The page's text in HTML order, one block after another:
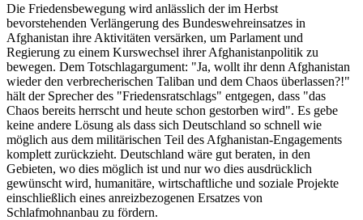
Die Friedensbewegung wird anlässlich der im Herbst
bevorstehenden Verlängerung des Bundeswehreinsatzes in
Afghanistan ihre Aktivitäten versärken, um Parlament und
Regierung zu einem Kurswechsel ihrer Afghanistanpolitik zu
bewegen. Dem Totschlagargument: "Ja, wollt ihr denn Afghanistan
wieder den verbrecherischen Taliban und dem Chaos überlassen?!"
hält der Sprecher des "Friedensratschlags" entgegen, dass "das
Chaos bereits herrscht und heute schon gestorben wird". Es gebe
keine andere Lösung als dass sich Deutschland so schnell wie
möglich aus dem militärischen Teil des Afghanistan-Engagements
komplett zurückzieht. Deutschland wäre gut beraten, in den
Gebieten, wo dies möglich ist und nur wo dies ausdrücklich
gewünscht wird, humanitäre, wirtschaftliche und soziale Projekte
einschließlich eines anreizbezogenen Ersatzes von
Schlafmohnanbau zu fördern.